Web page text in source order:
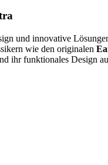
und innovative
wie den originalen
ihr funktionales Design